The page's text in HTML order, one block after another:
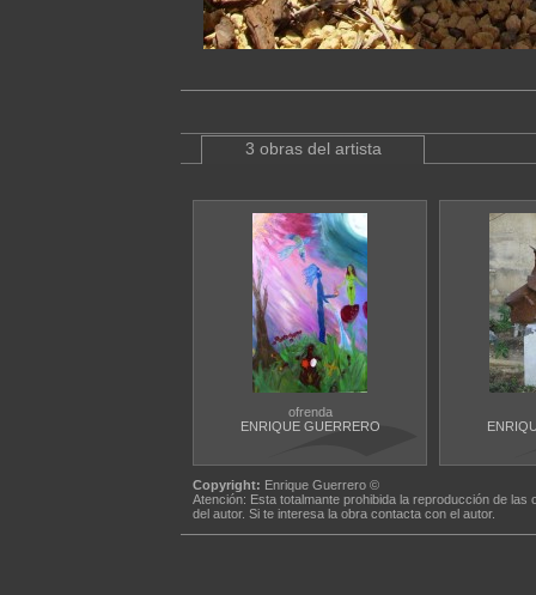
3 obras del artista
ofrenda
ENRIQUE GUERRERO
Copyright: Enrique Guerrero ©
Atención: Esta totalmante prohibida la reproducción de
del autor. Si te interesa la obra contacta con el autor.